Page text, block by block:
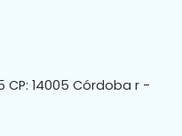
CP: 14005 Córdoba r -